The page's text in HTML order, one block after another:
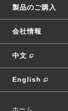
製品のご購入
会社情報
中文
English
ホーム